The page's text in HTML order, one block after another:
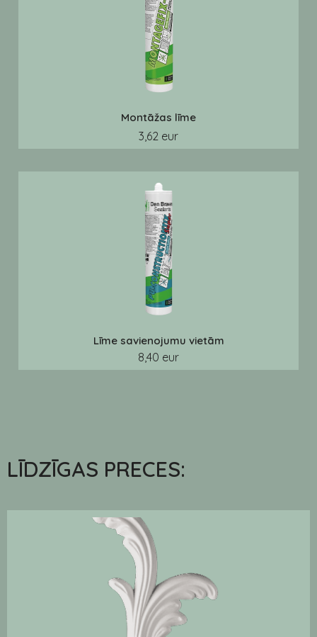
Montāžas līme
3,62 eur
Līme savienojumu vietām
8,40 eur
LĪDZĪGAS PRECES: